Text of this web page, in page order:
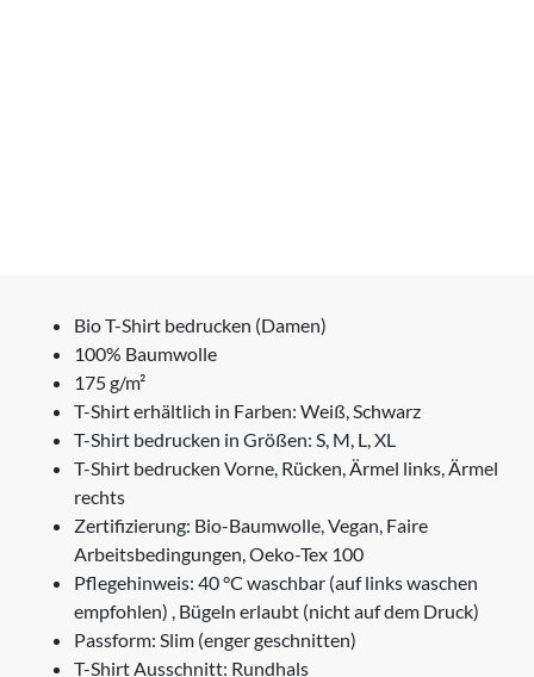
Bio T-Shirt bedrucken (Damen)
100% Baumwolle
175 g/m²
T-Shirt erhältlich in Farben: Weiß, Schwarz
T-Shirt bedrucken in Größen: S, M, L, XL
T-Shirt bedrucken Vorne, Rücken, Ärmel links, Ärmel
rechts
Zertifizierung: Bio-Baumwolle, Vegan, Faire
Arbeitsbedingungen, Oeko-Tex 100
Pflegehinweis: 40 °C waschbar (auf links waschen
empfohlen) , Bügeln erlaubt (nicht auf dem Druck)
Passform: Slim (enger geschnitten)
T-Shirt Ausschnitt: Rundhals